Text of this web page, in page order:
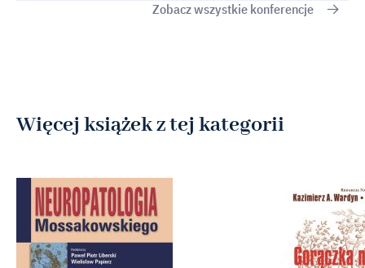
Zobacz wszystkie konferencje
Więcej książek z tej kategorii